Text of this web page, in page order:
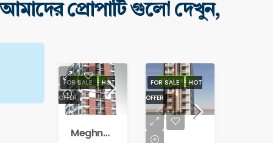
আমাদের প্রোপার্টি গুলো দেখুন,
FEATURED
FOR SALE
HOT
OFFER
Meghna Residence – Near Desco Office, Mazar
FEATURED
FOR SALE
HOT
OFFER